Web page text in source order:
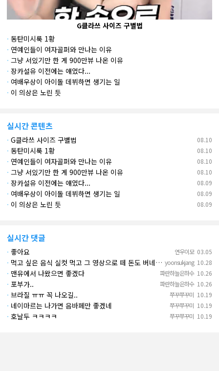
G클라쓰 사이즈 구별법
· 동탄미시룩 1황
· 연예인들이 여자골퍼와 만나는 이유
· 그냥 서있기만 한 게 900만뷰 나온 이유
· 장카설유 이전에는 얘였다...
· 여배우상이 아이돌 데뷔하면 생기는 일
· 이 의상은 노린 듯
실시간 콘텐츠
08.10
· G클라쓰 사이즈 구별법
08.10
· 동탄미시룩 1황
08.10
· 연예인들이 여자골퍼와 만나는 이유
08.10
· 그냥 서있기만 한 게 900만뷰 나온 이유
08.09
· 장카설유 이전에는 얘였다...
08.09
· 여배우상이 아이돌 데뷔하면 생기는 일
08.09
· 이 의상은 노린 듯
실시간 댓글
연우이모 03.05
· 좋아요
yoonsukjang 10.28
· 먹고 싶은 음식 실컷 먹고 그 영상으로 떼 돈도 버네 ㄷㄷ. 하고 싶은 것만 하고 부자되네.
파란하늘은하수 10.26
· 맨유에서 나왔으면 좋겠다
파란하늘은하수 10.26
· 포부가..
쭈꾸쭈꾸미 10.19
· 브라질 ㅠㅠ 꼭 나오길..
쭈꾸쭈꾸미 10.19
· 네이마르는 나가면 음바페만 좋겠네
쭈꾸쭈꾸미 10.19
· 호날두 ㅋㅋㅋㅋ